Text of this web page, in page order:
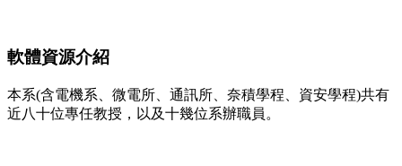
軟體資源介紹
本系(含電機系、微電所、通訊所、奈積學程、資安學程)共有
近八十位專任教授，以及十幾位系辦職員。